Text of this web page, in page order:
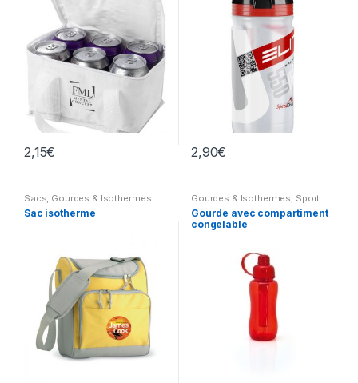
2,15€ 2,90€
Sacs, Gourdes & Isothermes
Sac isotherme
Gourdes & Isothermes, Sport
Gourde avec compartiment
congelable